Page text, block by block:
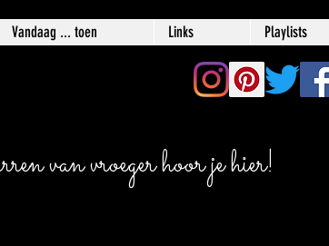
Vandaag ... toen Links Playlists
van vroeger hoor je hier!